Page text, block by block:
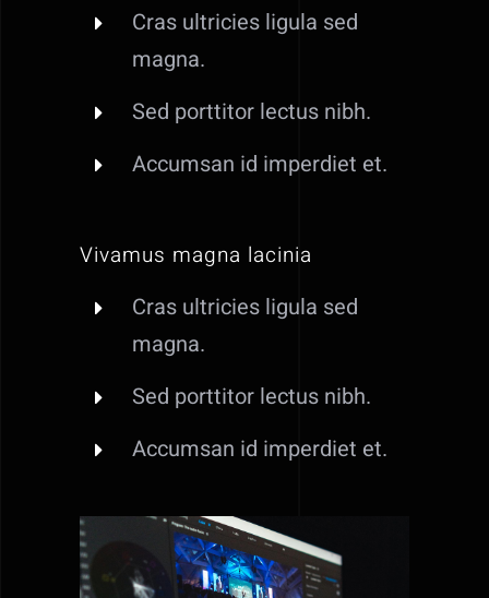
Cras ultricies ligula sed
magna.
Sed porttitor lectus nibh.
Accumsan id imperdiet et.
Vivamus magna lacinia
Cras ultricies ligula sed
magna.
Sed porttitor lectus nibh.
Accumsan id imperdiet et.